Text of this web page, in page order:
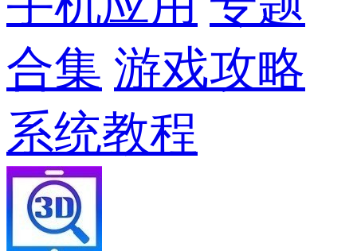
合集 游戏攻略
系统教程